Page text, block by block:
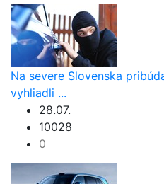
Na severe Slovenska
vyhliadli ...
28.07.
10028
0